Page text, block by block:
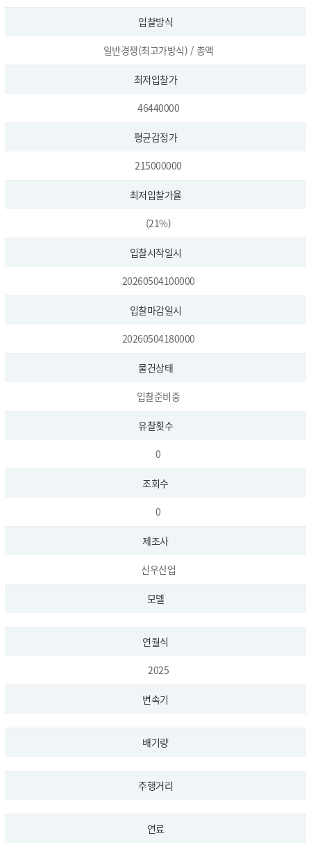
입찰방식
일반경쟁(최고가방식) / 총액
최저입찰가
46440000
평균감정가
215000000
최저입찰가율
(21%)
입찰시작일시
20260504100000
입찰마감일시
20260504180000
물건상태
입찰준비중
유찰횟수
0
조회수
0
제조사
신우산업
모델
연월식
2025
변속기
배기량
주행거리
연료